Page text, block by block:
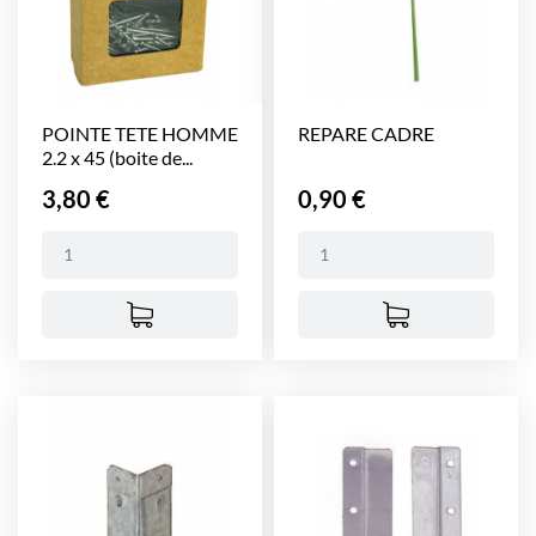
POINTE TETE HOMME
2.2 x 45 (boite de...
Prix
3,80 €
REPARE CADRE
Prix
0,90 €